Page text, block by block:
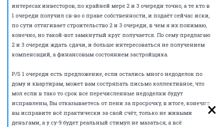
интересах инвесторов, по крайней мере 2 и 3 очереди точно, а те кто в
1 очереди получил св-во о праве собственности, и подаёт сейчас иски,
по сути оттягивает строительство 2 и 3 очереди, в чем я их понимаю,
конечно, но такой-вот замкнутый круг получается. По сему предлагаю
2 и 3 очереди ждать сдачи, и больше интересоваться не получением
компенсаций, а финансовым состоянием застройщика.
P/S 1 очереди есть предложение, если остались много недоделок по
дому и квартирам, может вам состряпать письмо коллективное, что
мол если в тако то срок все перечисленные недоделки будут
исправлены, Вы отказываетесь от пени за просрочку, в итоге, конечно
вы исправите всё практически за свой счёт, только не живыми
деньгами, а у су-9 будет реальный стимул не мазаться, а всё